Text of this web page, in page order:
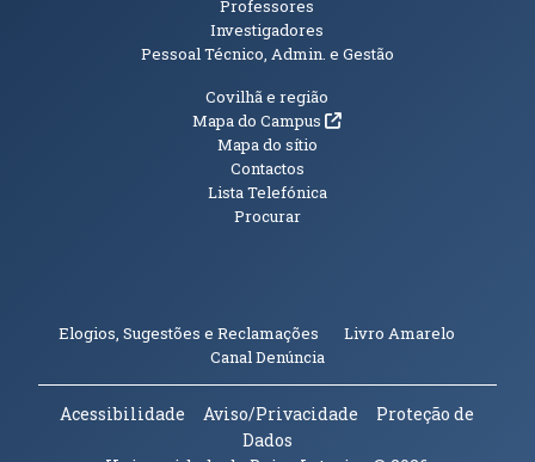
Professores
Investigadores
Pessoal Técnico, Admin. e Gestão
Informações Adicionais
Covilhã e região
Mapa do Campus(abre em nova janela)
Mapa do sítio
Contactos
Lista Telefónica
Procurar
Elogios, Sugestões e Reclamações Livro Amarelo
Canal Denúncia(abre em nova janela)
Acessibilidade Aviso/Privacidade
Proteção de
Dados